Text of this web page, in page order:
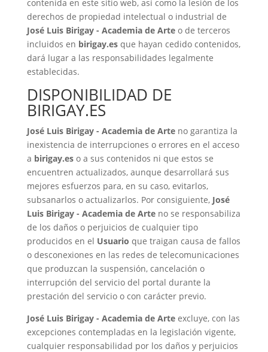
contenida en este sitio web, así como la lesión de los
derechos de propiedad intelectual o industrial de
José Luis Birigay - Academia de Arteo de terceros
incluidos en birigay.esque hayan cedido contenidos,
dará lugar a las responsabilidades legalmente
establecidas.
DISPONIBILIDAD DE
BIRIGAY.ES
José Luis Birigay - Academia de Arteno garantiza la
inexistencia de interrupciones o errores en el acceso
a birigay.eso a sus contenidos ni que estos se
encuentren actualizados, aunque desarrollará sus
mejores esfuerzos para, en su caso, evitarlos,
subsanarlos o actualizarlos. Por consiguiente, José
Luis Birigay - Academia de Arteno se responsabiliza
de los daños o perjuicios de cualquier tipo
producidos en el Usuario que traigan causa de fallos
o desconexiones en las redes de telecomunicaciones
que produzcan la suspensión, cancelación o
interrupción del servicio del portal durante la
prestación del servicio o con carácter previo.
José Luis Birigay - Academia de Arteexcluye, con las
excepciones contempladas en la legislación vigente,
cualquier responsabilidad por los daños y perjuicios